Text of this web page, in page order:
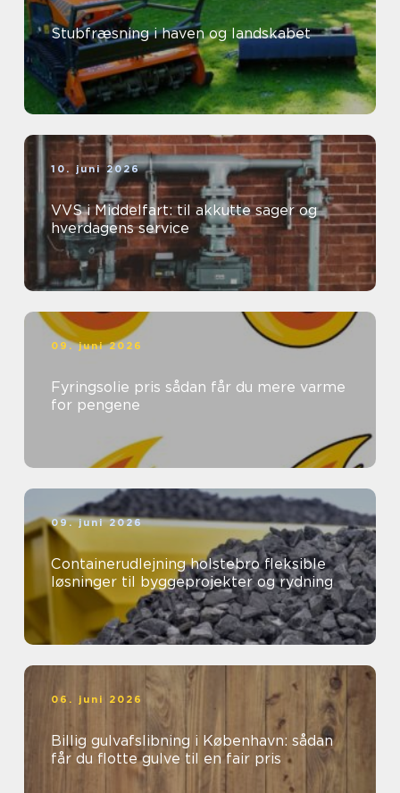
Stubfræsning i haven og landskabet
10. juni 2026
VVS i Middelfart: til akkutte sager og
hverdagens service
09. juni 2026
Fyringsolie pris sådan får du mere varme
for pengene
09. juni 2026
Containerudlejning holstebro fleksible
løsninger til byggeprojekter og rydning
06. juni 2026
Billig gulvafslibning i København: sådan
får du flotte gulve til en fair pris